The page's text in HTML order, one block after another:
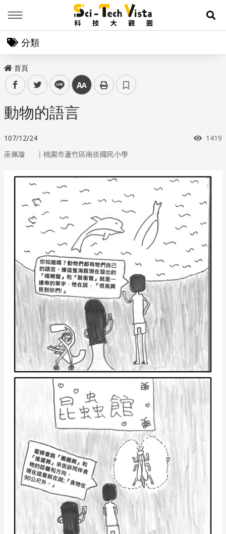
展
分類
首頁
facebooktwitter line 中
動物的語言
107/12/24 瀏覽
1419
巫佩璇 ｜ 桃園市蘆竹區南崁國民小學